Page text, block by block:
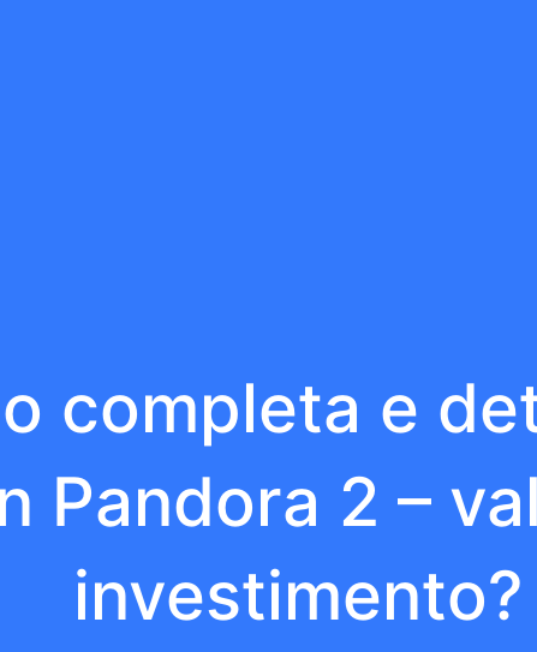
completa e
Pandora 2 –
investimento?